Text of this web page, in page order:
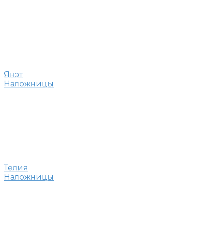
Янэт
Наложницы
Телия
Наложницы